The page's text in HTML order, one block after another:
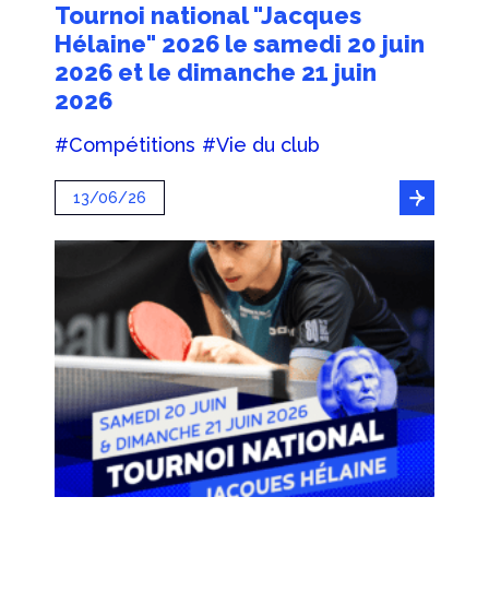
Tournoi national "Jacques
Hélaine" 2026 le samedi 20 juin
2026 et le dimanche 21 juin
2026
#Compétitions #Vie du club
13/06/26